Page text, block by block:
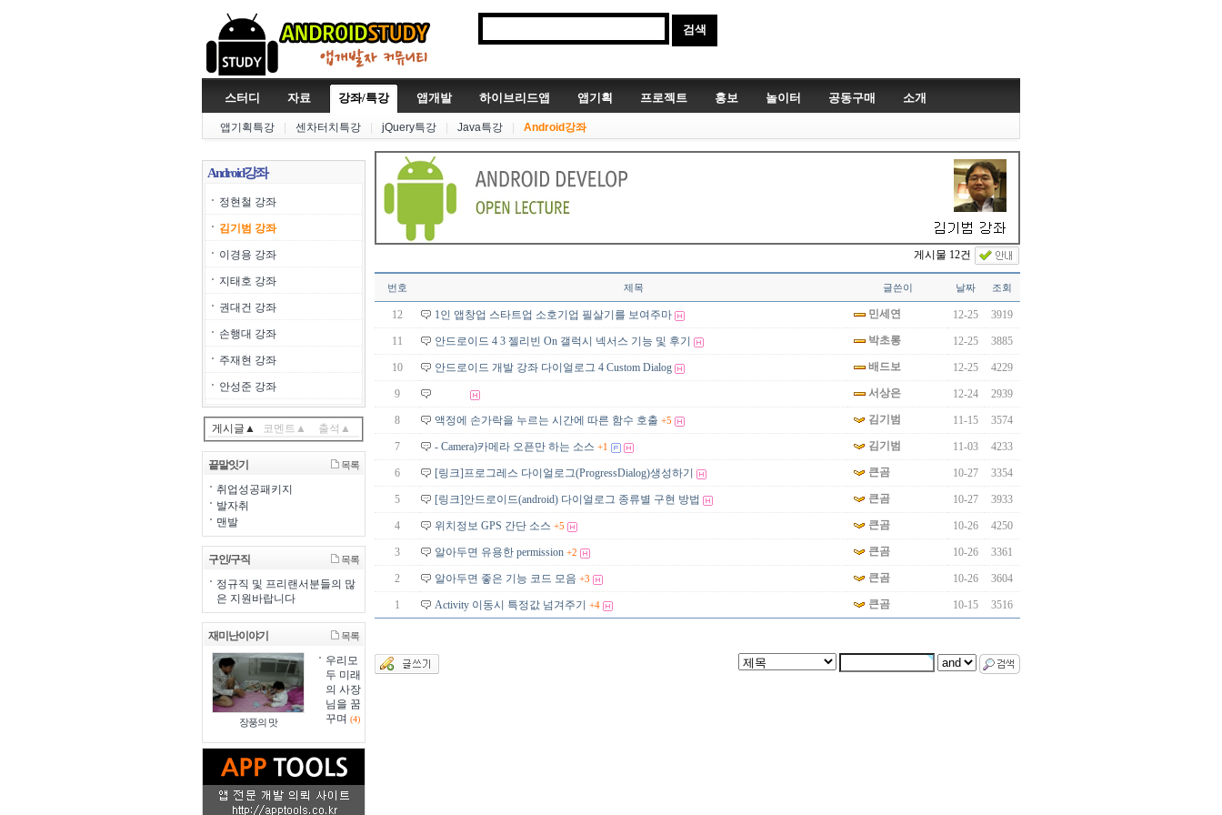
스터디 자료 강좌/특강 앱개발 하이브리드앱 앱기획 프로젝트 홍보 놀이터 공동구매 소개
앱기획특강 센차터치특강 jQuery특강 Java특강 Android강좌
Android강좌
정현철 강좌
김기범 강좌
이경용 강좌
지태호 강좌
권대건 강좌
손행대 강좌
주재현 강좌
안성준 강좌
게시글▲ 코멘트▲ 출석▲
끝말잇기 목록
취업성공패키지
발자취
맨발
구인/구직 목록
정규직 및 프리랜서분들의 많
은 지원바랍니다
재미난이야기 목록
장풍의 맛
우리모
두 미래
의 사장
님을 꿈
꾸며 (4)
게시물 12건
번호 제목 글쓴이 날짜 조회
12 1인 앱창업 스타트업 소호기업 필살기를 보여주마 민세연 12-25 3919
11 안드로이드 4 3 젤리빈 On 갤럭시 넥서스 기능 및 후기 박초롱 12-25 3885
10 안드로이드 개발 강좌 다이얼로그 4 Custom Dialog 배드보 12-25 4229
9 서상은 12-24 2939
8 액정에 손가락을 누르는 시간에 따른 함수 호출 +5 김기범 11-15 3574
7 - Camera)카메라 오픈만 하는 소스 +1 김기범 11-03 4233
6 [링크]프로그레스 다이얼로그(ProgressDialog)생성하기 큰곰 10-27 3354
5 [링크]안드로이드(android) 다이얼로그 종류별 구현 방법 큰곰 10-27 3933
4 위치정보 GPS 간단 소스 +5 큰곰 10-26 4250
3 알아두면 유용한 permission +2 큰곰 10-26 3361
2 알아두면 좋은 기능 코드 모음 +3 큰곰 10-26 3604
1 Activity 이동시 특정값 넘겨주기 +4 큰곰 10-15 3516